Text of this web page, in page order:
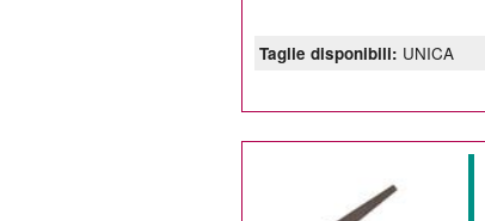
Taglie disponibili: UNICA